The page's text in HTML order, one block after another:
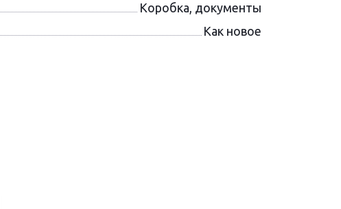
Коробка, документы
Как новое